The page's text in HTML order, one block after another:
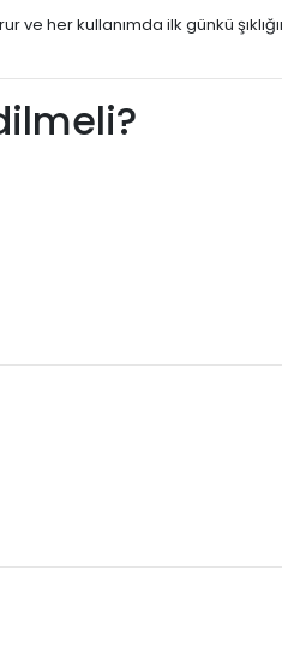
her kullanımda ilk günkü